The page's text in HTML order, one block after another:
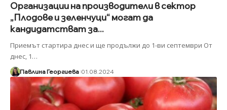
Организации на производители в сектор
„Плодове и зеленчуци“ могат да
кандидатстват за...
Приемът стартира днес и ще продължи до 1-ви септември От
днес, 1…
Павлина Георгиева 01.08.2024